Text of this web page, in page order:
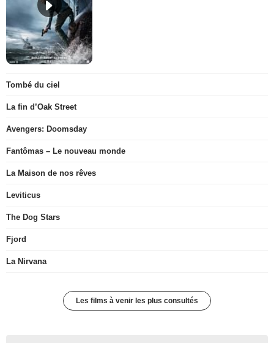
Tombé du ciel
La fin d’Oak Street
Avengers: Doomsday
Fantômas – Le nouveau monde
La Maison de nos rêves
Leviticus
The Dog Stars
Fjord
La Nirvana
Les films à venir les plus consultés